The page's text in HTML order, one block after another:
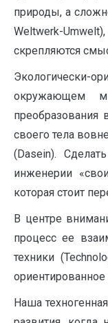
природы, а
Weltwerk-
скрепляются
окружающем
своего тела
(Dasein).
инженерии
которая стоит
В центре
процесс ее
техники
Наша